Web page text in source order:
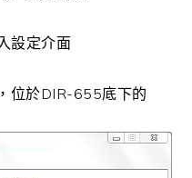
設定介面
位於DIR-655底下的